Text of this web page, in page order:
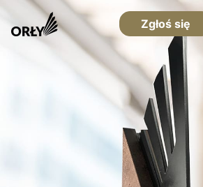
Zgłoś się